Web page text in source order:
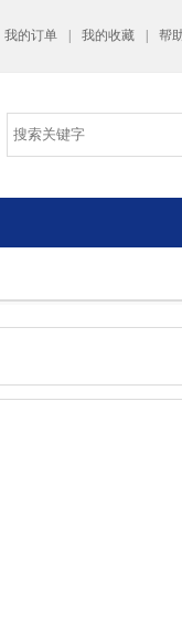
我的订单 我的收藏 帮